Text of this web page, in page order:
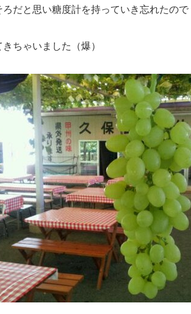
ろだと思い糖度計を持っていき忘れたので
ちゃいました（爆）